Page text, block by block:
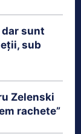
dar sunt
sub
Zelenski
rachete”